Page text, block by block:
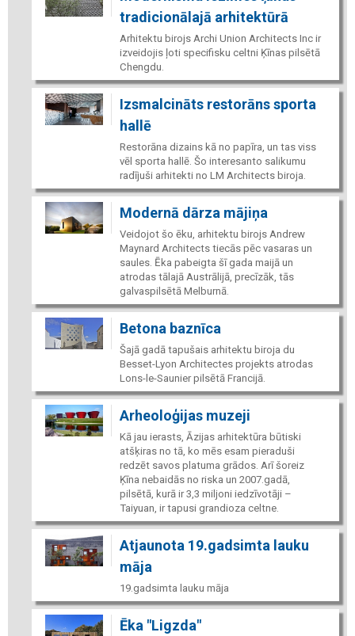
tradicionālajā arhitektūrā
Arhitektu birojs Archi Union Architects Inc ir
izveidojis ļoti specifisku celtni Ķīnas pilsētā
Chengdu.
Izsmalcināts restorāns sporta
hallē
Restorāna dizains kā no papīra, un tas viss
vēl sporta hallē. Šo interesanto salikumu
radījuši arhitekti no LM Architects biroja.
Modernā dārza mājiņa
Veidojot šo ēku, arhitektu birojs Andrew
Maynard Architects tiecās pēc vasaras un
saules. Ēka pabeigta šī gada maijā un
atrodas tālajā Austrālijā, precīzāk, tās
galvaspilsētā Melburnā.
Betona baznīca
Šajā gadā tapušais arhitektu biroja du
Besset-Lyon Architectes projekts atrodas
Lons-le-Saunier pilsētā Francijā.
Arheoloģijas muzeji
Kā jau ierasts, Āzijas arhitektūra būtiski
atšķiras no tā, ko mēs esam pieraduši
redzēt savos platuma grādos. Arī šoreiz
Ķīna nebaidās no riska un 2007.gadā,
pilsētā, kurā ir 3,3 miljoni iedzīvotāji –
Taiyuan, ir tapusi grandioza celtne.
Atjaunota 19.gadsimta lauku
māja
19.gadsimta lauku māja
Ēka "Ligzda"